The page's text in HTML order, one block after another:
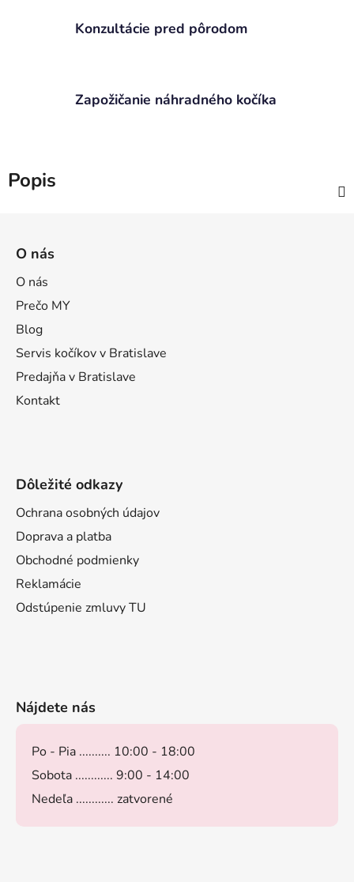
Konzultácie pred pôrodom
Zapožičanie náhradného kočíka
Popis
O nás
O nás
Prečo MY
Blog
Servis kočíkov v Bratislave
Predajňa v Bratislave
Kontakt
Dôležité odkazy
Ochrana osobných údajov
Doprava a platba
Obchodné podmienky
Reklamácie
Odstúpenie zmluvy TU
Nájdete nás
Po - Pia .......... 10:00 - 18:00
Sobota ............ 9:00 - 14:00
Nedeľa ............ zatvorené